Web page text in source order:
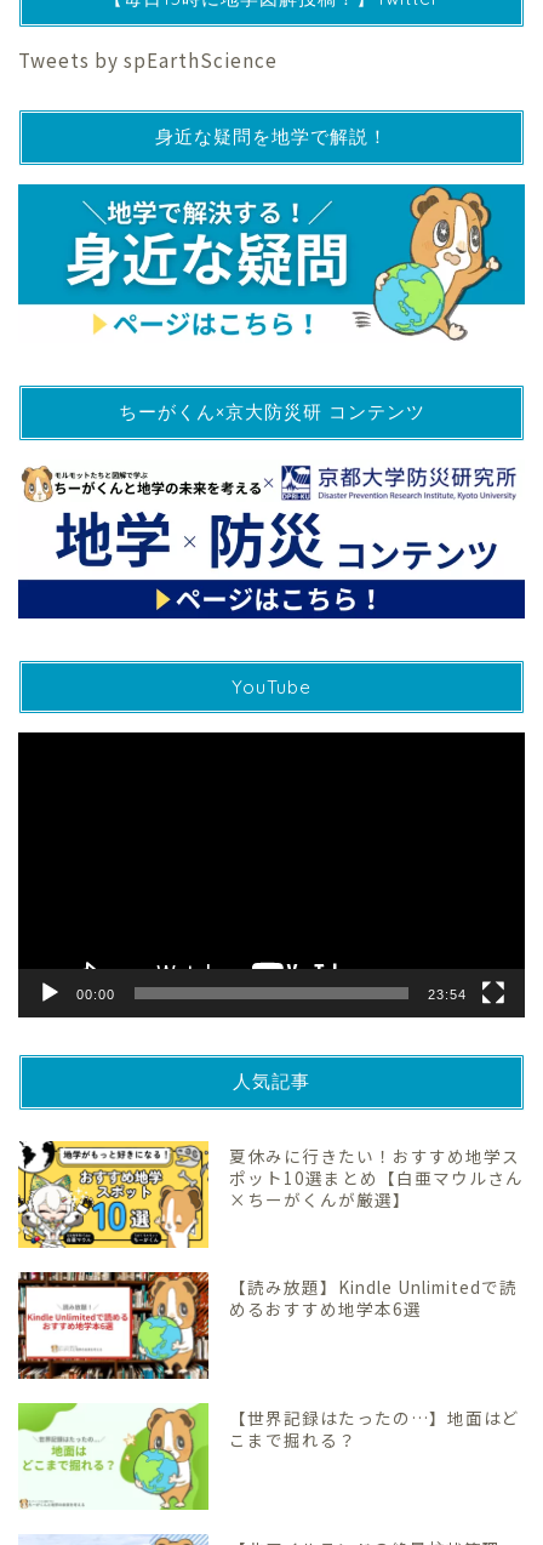
Tweets by spEarthScience
身近な疑問を地学で解説！
ちーがくん×京大防災研 コンテンツ
YouTube
00:00 23:54
人気記事
夏休みに行きたい！おすすめ地学ス
ポット10選まとめ【白亜マウルさん
×ちーがくんが厳選】
【読み放題】Kindle Unlimitedで読
めるおすすめ地学本6選
【世界記録はたったの…】地面はど
こまで掘れる？